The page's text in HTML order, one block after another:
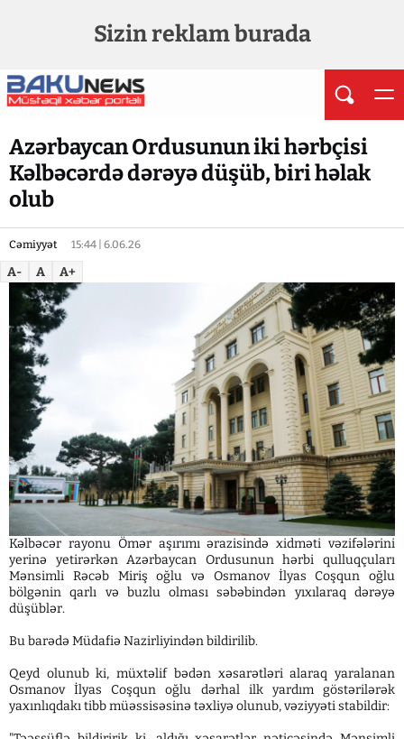
Sizin reklam burada
Azərbaycan Ordusunun iki hərbçisi
Kəlbəcərdə dərəyə düşüb, biri həlak
olub
Cəmiyyət 15:44 | 6.06.26
A- A A+
Kəlbəcər rayonu Ömər aşırımı ərazisində xidməti vəzifələrini
yerinə yetirərkən Azərbaycan Ordusunun hərbi qulluqçuları
Mənsimli Rəcəb Miriş oğlu və Osmanov İlyas Coşqun oğlu
bölgənin qarlı və buzlu olması səbəbindən yıxılaraq dərəyə
düşüblər.
Bu barədə Müdafiə Nazirliyindən bildirilib.
Qeyd olunub ki, müxtəlif bədən xəsarətləri alaraq yaralanan
Osmanov İlyas Coşqun oğlu dərhal ilk yardım göstərilərək
yaxınlıqdakı tibb müəssisəsinə təxliyə olunub, vəziyyəti stabildir: